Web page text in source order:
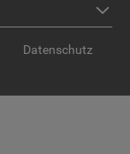
Datenschutz